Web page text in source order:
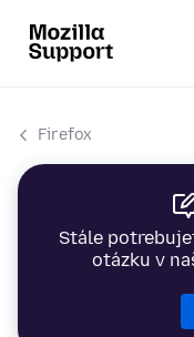
Firefox
Stále
otázku v